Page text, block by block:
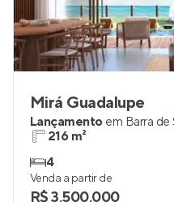
Mirá Guadalupe
Lançamento em Barra de
216 m²
4
Venda a partir de
R$ 3.500.000